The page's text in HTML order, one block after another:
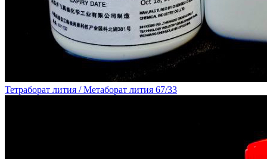
Тетраборат лития / Метаборат лития 67/33